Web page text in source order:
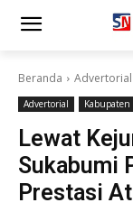
Beranda Advertorial
Advertorial
Lewat
Sukabumi
Prestasi